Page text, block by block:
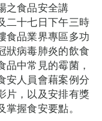
之食品安全講
二十七日下午三時
食品業界專區多功
狀病毒肺炎的飲食
中常見的霉菌，
安人員會藉案例分
片，以及安排有獎
握食安要點。